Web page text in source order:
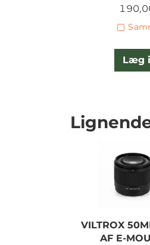
Læg
VILTROX
AF E-